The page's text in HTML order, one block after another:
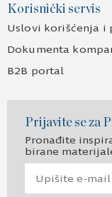
Korisnički servis
Uslovi korišćenja
Dokumenta
B2B portal
Prijavite se za
Pronađite
birane